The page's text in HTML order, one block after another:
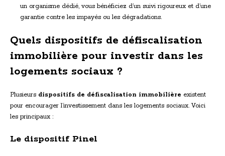
un organisme dédié, vous bénéficiez d’un suivi rigoureux et d’une
garantie contre les impayés ou les dégradations.
Quels dispositifs de défiscalisation
immobilière pour investir dans les
logements sociaux ?
Plusieurs dispositifs de défiscalisation immobilière existent
pour encourager l’investissement dans les logements sociaux. Voici
les principaux :
Le dispositif Pinel